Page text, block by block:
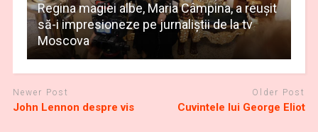
Regina magiei albe, Maria Câmpina, a reușit
să-i impresioneze pe jurnaliștii de la tv
Moscova
Newer Post
John Lennon despre vis
Older Post
Cuvintele lui George Eliot